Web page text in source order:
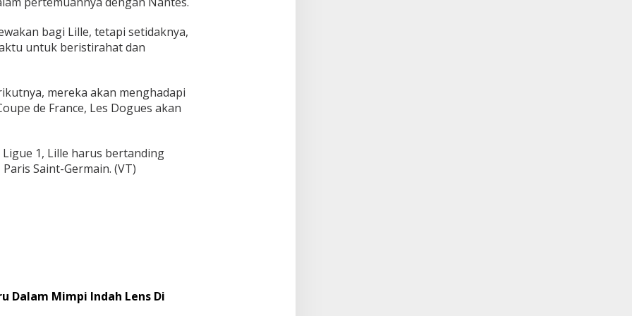
bagi Lille, tetapi setidaknya,
untuk beristirahat dan
mereka akan menghadapi
de France, Les Dogues akan
1, Lille harus bertanding
Saint-Germain. (VT)
Dalam Mimpi Indah Lens Di